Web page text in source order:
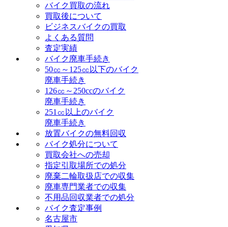
バイク買取の流れ
買取後について
ビジネスバイクの買取
よくある質問
査定実績
バイク廃車手続き
50㏄～125㏄以下のバイク
廃車手続き
126㏄～250ccのバイク
廃車手続き
251㏄以上のバイク
廃車手続き
放置バイクの無料回収
バイク処分について
買取会社への売却
指定引取場所での処分
廃棄二輪取扱店での収集
廃車専門業者での収集
不用品回収業者での処分
バイク査定事例
名古屋市